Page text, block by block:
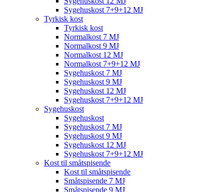
Sygehuskost 7+9+12 MJ
Tyrkisk kost
Tyrkisk kost
Normalkost 7 MJ
Normalkost 9 MJ
Normalkost 12 MJ
Normalkost 7+9+12 MJ
Sygehuskost 7 MJ
Sygehuskost 9 MJ
Sygehuskost 12 MJ
Sygehuskost 7+9+12 MJ
Sygehuskost
Sygehuskost
Sygehuskost 7 MJ
Sygehuskost 9 MJ
Sygehuskost 12 MJ
Sygehuskost 7+9+12 MJ
Kost til småtspisende
Kost til småtspisende
Småtspisende 7 MJ
Småtspisende 9 MJ